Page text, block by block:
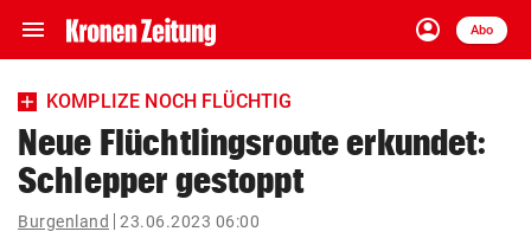
menu Navigation
ein-/ausklappen
account_circle
Anmelden
Abo
close Schließen
account_circle Anmelden
KOMPLIZE NOCH FLÜCHTIG
Neue Flüchtlingsroute erkundet:
Schlepper gestoppt
Burgenland 23.06.2023 06:00